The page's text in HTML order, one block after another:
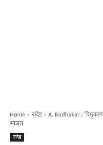
Home नांदेड
A. Bodhakar ;
साजरा
नांदेड